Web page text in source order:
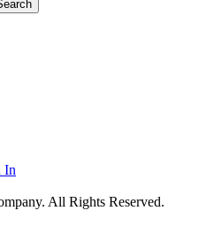
In
All Rights Reserved.